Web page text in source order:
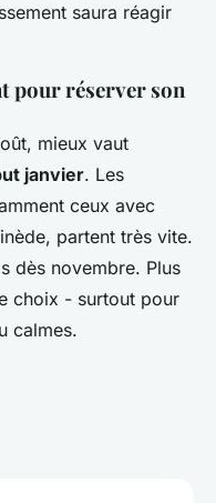
saura réagir
pour réserver son
mieux vaut
janvier. Les
ceux avec
partent très vite.
dès novembre. Plus
choix - surtout pour
calmes.